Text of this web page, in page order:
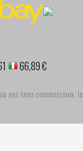
66,89 €
nos liens commerciaux, le